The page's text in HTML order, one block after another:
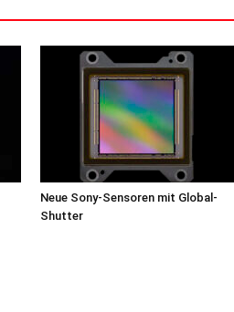
Neue Sony-Sensoren mit Global-
Shutter